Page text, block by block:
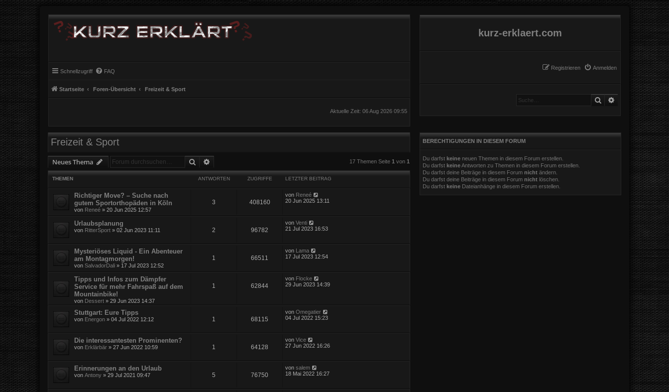
kurz-erklaert.com
Anmelden
Registrieren
Schnellzugriff FAQ
Startseite Foren-Übersicht Freizeit & Sport
Suche Erweiterte Suche
Aktuelle Zeit: 06 Aug 2026 09:55
Freizeit & Sport
Neues Thema Suche 17 Themen Seite 1 von 1
THEMEN ANTWORTEN ZUGRIFFE LETZTER BEITRAG
Richtiger Move? – Suche nach
gutem Sportorthopäden in Köln
von Reneé » 20 Jun 2025 12:57
3 408160
von Reneé
20 Jun 2025 13:11
Urlaubsplanung
von RitterSport » 02 Jun 2023 11:11 2 96782
vonVenti
21 Jul 2023 16:53
Mysteriöses Liquid - Ein Abenteuer
am Montagmorgen!
von SalvadorDali » 17 Jul 2023 12:52
1 66511
von
Lama
17 Jul 2023 12:54
Tipps und Infos zum Dämpfer
Service für mehr Fahrspaß auf dem
Mountainbike!
von Dessert » 29 Jun 2023 14:37
1 62844
von Flocke
29 Jun 2023 14:39
Stuttgart: Eure Tipps
von Energon » 04 Jul 2022 12:12 1 68115
vonOmegatier
04 Jul 2022 15:23
Die interessantesten Prominenten?
von Erklärbär » 27 Jun 2022 10:59 1 64128
vonVice
27 Jun 2022 16:26
Erinnerungen an den Urlaub
von Antony » 29 Jul 2021 09:47 5 76750
vonsalem
18 Mai 2022 16:27
BERECHTIGUNGEN IN DIESEM FORUM
Du darfst keineneuen Themen in diesem Forum erstellen.
Du darfst keineAntworten zu Themen in diesem Forum erstellen.
Du darfst deine Beiträge in diesem Forum nichtändern.
Du darfst deine Beiträge in diesem Forum nichtlöschen.
Du darfst keineDateianhänge in diesem Forum erstellen.